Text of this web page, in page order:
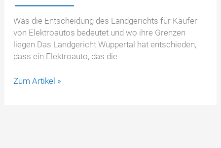
Was die Entscheidung des Landgerichts für Käufer
von Elektroautos bedeutet und wo ihre Grenzen
liegen Das Landgericht Wuppertal hat entschieden,
dass ein Elektroauto, das die
LG
Zum Artikel »